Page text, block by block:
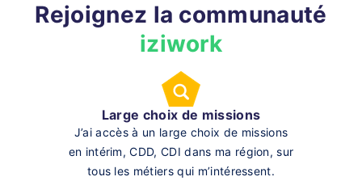
Rejoignez la communauté
iziwork
Large choix de missions
J’ai accès à un large choix de missions
en intérim, CDD, CDI dans ma région, sur
tous les métiers qui m’intéressent.